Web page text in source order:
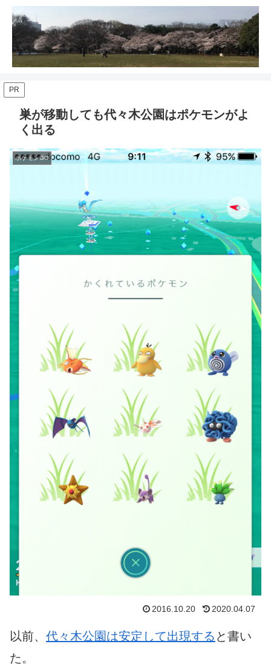
PR
巣が移動しても代々木公園はポケモンがよ
く出る
ポケモンGO
2016.10.20 2020.04.07
以前、 代々木公園は安定して出現する と書い
た。